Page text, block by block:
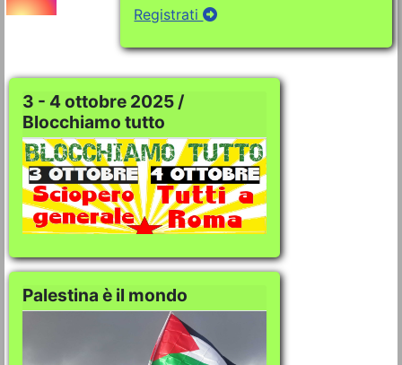
3 - 4 ottobre 2025 /
Blocchiamo tutto
Palestina è il mondo
Registrati